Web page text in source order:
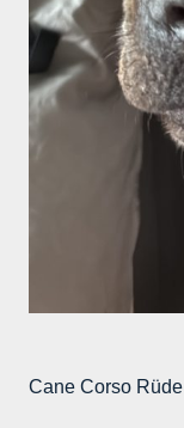
Cane Corso